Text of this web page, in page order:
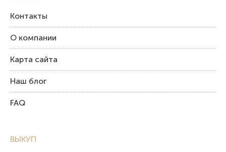
Контакты
О компании
Карта сайта
Наш блог
FAQ
ВЫКУП